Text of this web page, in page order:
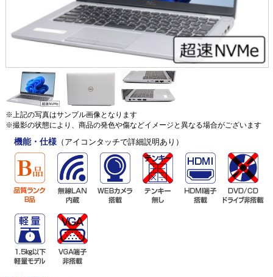
※上記の写真はサンプル画像となります
※撮影の状態により、商品の発色や傷などイメージと異なる場合がございます
機能・仕様（アイコンタッチで詳細説明あり）